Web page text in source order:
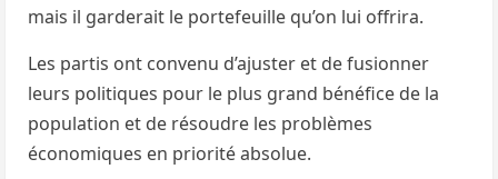
mais il garderait le portefeuille qu’on lui offrira.
Les partis ont convenu d’ajuster et de fusionner
leurs politiques pour le plus grand bénéfice de la
population et de résoudre les problèmes
économiques en priorité absolue.